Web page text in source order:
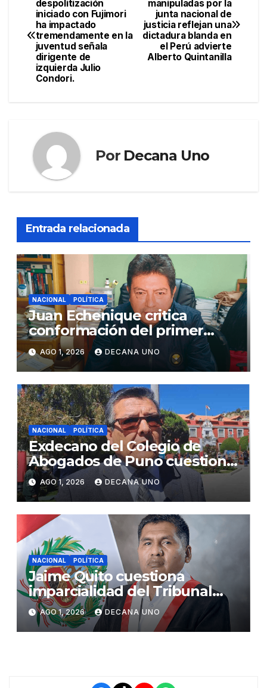
de
entradas
manipuladas por la
junta nacional de
justicia reflejan una
dictadura blanda en
el Perú advierte
Alberto Quintanilla
despolitización
iniciado con Fujimori
ha impactado
tremendamente en la
juventud señala
dirigente de
izquierda Julio
Condori.
Por Decana Uno
Entrada relacionada
NACIONAL POLÍTICA
Juan Echenique critica
conformación del primer
gabinete ministerial de Keiko
Fujimori
AGO 1, 2026 DECANA UNO
NACIONAL POLÍTICA
Exdecano del Colegio de
Abogados de Puno cuestiona
propuestas sobre seguridad
ciudadana
AGO 1, 2026 DECANA UNO
NACIONAL POLÍTICA
Jaime Quito cuestiona
imparcialidad del Tribunal
Constitucional tras liberación
de Ollanta Humala
AGO 1, 2026 DECANA UNO